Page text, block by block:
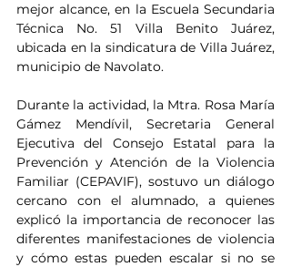
mejor alcance, en la Escuela Secundaria
Técnica No. 51 Villa Benito Juárez,
ubicada en la sindicatura de Villa Juárez,
municipio de Navolato.
Durante la actividad, la Mtra. Rosa María
Gámez Mendívil, Secretaria General
Ejecutiva del Consejo Estatal para la
Prevención y Atención de la Violencia
Familiar (CEPAVIF), sostuvo un diálogo
cercano con el alumnado, a quienes
explicó la importancia de reconocer las
diferentes manifestaciones de violencia
y cómo estas pueden escalar si no se